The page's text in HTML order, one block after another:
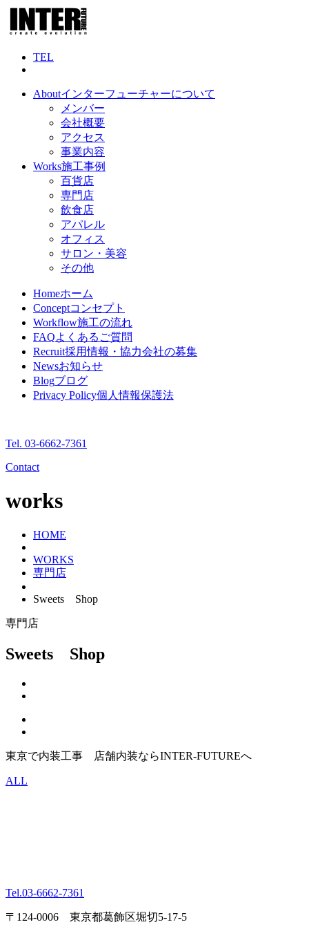
TEL
Aboutインターフューチャーについて
メンバー
会社概要
アクセス
事業内容
Works施工事例
百貨店
専門店
飲食店
アパレル
オフィス
サロン・美容
その他
Homeホーム
Conceptコンセプト
Workflow施工の流れ
FAQよくあるご質問
Recruit採用情報・協力会社の募集
Newsお知らせ
Blogブログ
Privacy Policy個人情報保護法
Tel. 03-6662-7361
Contact
works
HOME
WORKS
専門店
Sweets Shop
専門店
Sweets Shop
東京で内装工事 店舗内装ならINTER-FUTUREへ
ALL
Tel.03-6662-7361
〒124-0006 東京都葛飾区堀切5-17-5